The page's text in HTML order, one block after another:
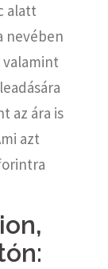
alatt
nevében
az ára is
azt